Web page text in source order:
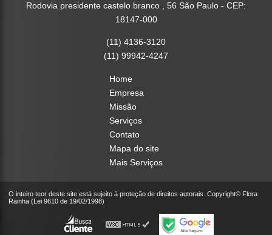
Rodovia presidente castelo branco , 56 São Paulo - CEP:
18147-000
(11) 4136-3120
(11) 99942-4247
Home
Empresa
Missão
Serviços
Contato
Mapa do site
Mais Serviços
O inteiro teor deste site está sujeito à proteção de direitos autorais. Copyright© Flora
Rainha (Lei 9610 de 19/02/1998)